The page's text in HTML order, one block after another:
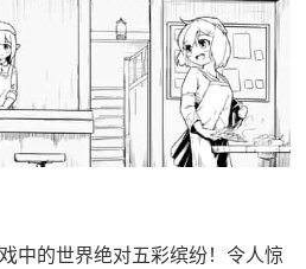
中的世界绝对五彩缤纷！令人惊